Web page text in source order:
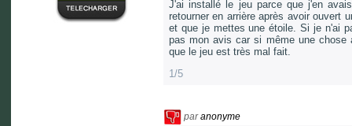
J'ai installé le jeu parce que j'en
retourner en arrière après avoir ouvert
et que je mettes une étoile. Si je n'ai
pas mon avis car si même une chose
que le jeu est très mal fait.
1/5
paranonyme